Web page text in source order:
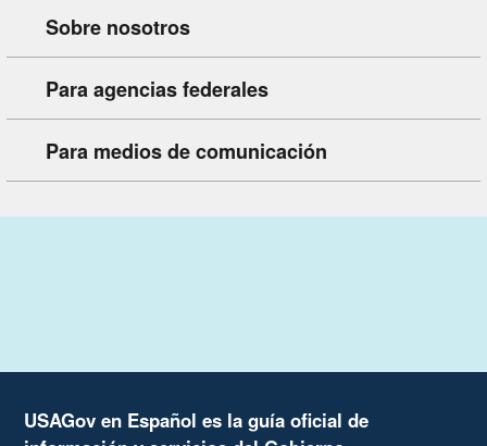
Sobre nosotros
Para agencias federales
Para medios de comunicación
USAGov en Español es la guía oficial de